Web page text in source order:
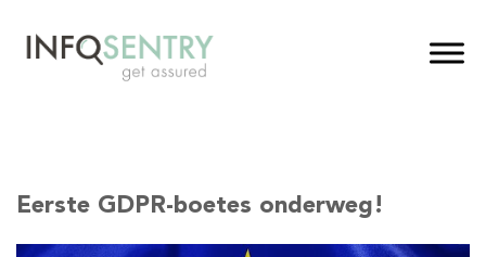
Eerste GDPR-boetes onderweg!